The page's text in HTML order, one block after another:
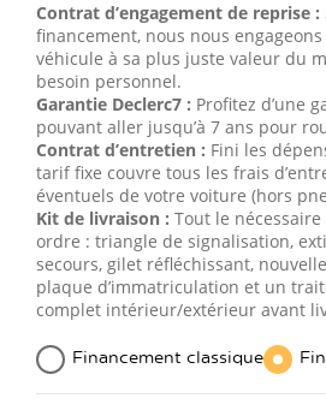
Contrat d’engagement de reprise :
financement, nous nous
véhicule à sa plus juste valeur du
besoin personnel.
Garantie Declerc7 : Profitez d’une
pouvant aller jusqu’à 7 ans pour
Contrat d’entretien : Fini les
tarif fixe couvre tous les frais
éventuels de votre voiture (hors
Kit de livraison : Tout le
ordre : triangle de signalisation,
secours, gilet réfléchissant,
plaque d’immatriculation et un
complet intérieur/extérieur avant
Financement classique